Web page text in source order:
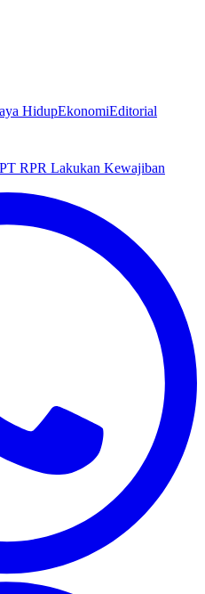
HidupEkonomiEditorial
PT RPR Lakukan Kewajiban